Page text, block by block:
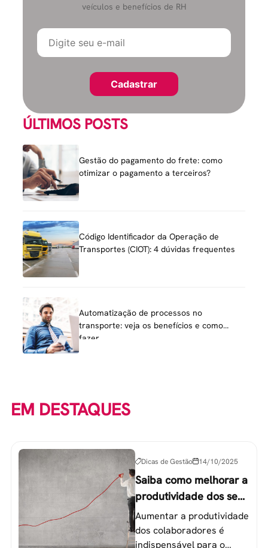
veículos e benefícios de RH
ÚLTIMOS POSTS
Gestão do pagamento do frete: como
otimizar o pagamento a terceiros?
Código Identificador da Operação de
Transportes (CIOT): 4 dúvidas frequentes
Automatização de processos no
transporte: veja os benefícios e como
fazer
EM DESTAQUES
Dicas de Gestão 14/10/2025
Saiba como melhorar a
produtividade dos seus
colaboradores
Aumentar a produtividade
dos colaboradores é
indispensável para o